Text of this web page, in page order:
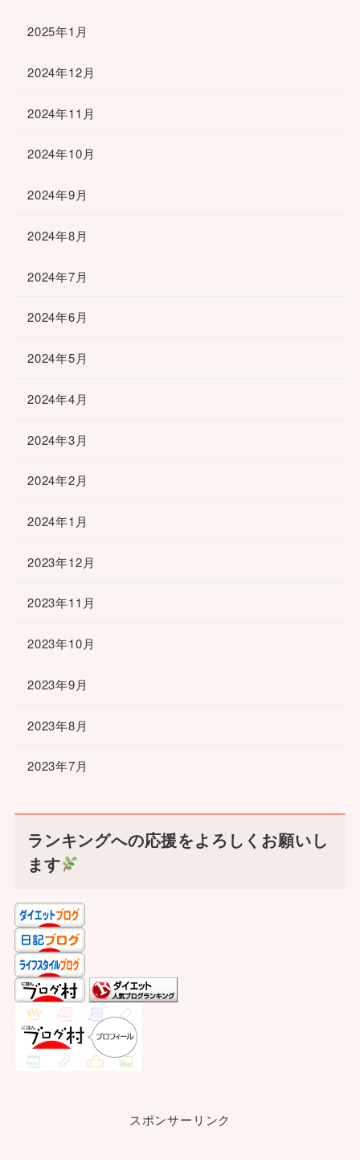
2025年1月
2024年12月
2024年11月
2024年10月
2024年9月
2024年8月
2024年7月
2024年6月
2024年5月
2024年4月
2024年3月
2024年2月
2024年1月
2023年12月
2023年11月
2023年10月
2023年9月
2023年8月
2023年7月
ランキングへの応援をよろしくお願いし
ます
スポンサーリンク